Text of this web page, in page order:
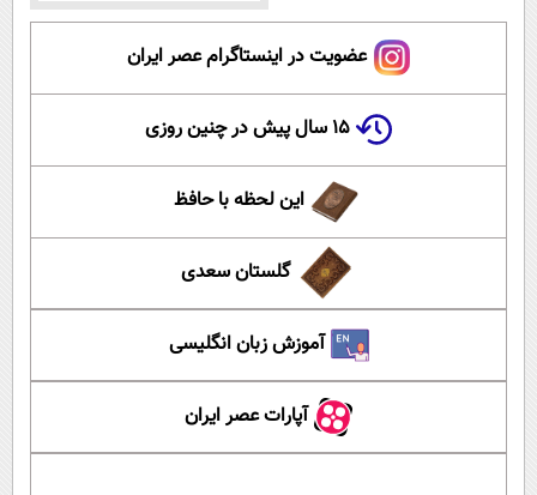
عضویت در اینستاگرام عصر ایران
۱۵ سال پیش در چنین روزی
این لحظه با حافظ
گلستان سعدی
آموزش زبان انگلیسی
آپارات عصر ایران